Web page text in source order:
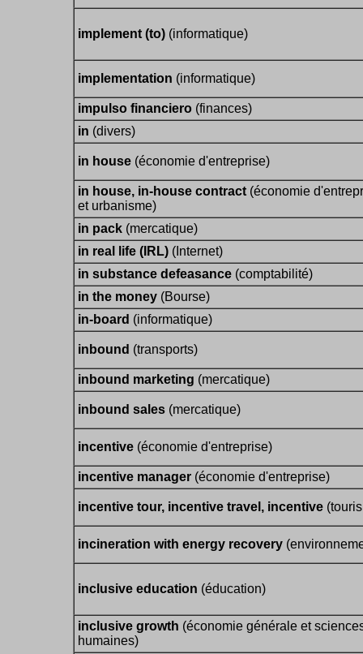
implement (to) (informatique)
implementation (informatique)
impulso financiero (finances)
in (divers)
in house (économie d'entreprise)
in house, in-house contract (économie
et urbanisme)
in pack (mercatique)
in real life (IRL) (Internet)
in substance defeasance (comptabilité)
in the money (Bourse)
in-board (informatique)
inbound (transports)
inbound marketing (mercatique)
inbound sales (mercatique)
incentive (économie d'entreprise)
incentive manager (économie d'entreprise)
incentive tour, incentive travel, incentive
incineration with energy recovery
inclusive education (éducation)
inclusive growth (économie générale et
humaines)